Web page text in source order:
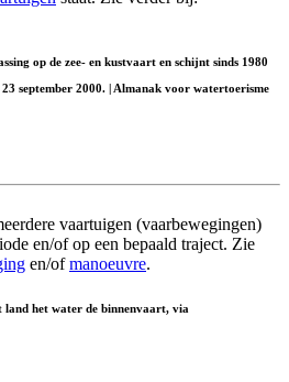
op de zee- en kustvaart en schijnt sinds 1980
september 2000. | Almanak voor watertoerisme
vaartuigen (vaarbewegingen)
en/of op een bepaald traject. Zie
en/ofmanoeuvre.
het water de binnenvaart, via